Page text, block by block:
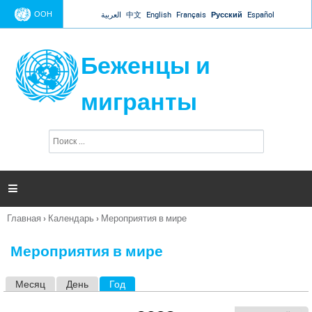
Jump to navigation
ООН العربية 中文 English Français Русский Español
Беженцы и
мигранты
п
и

Вы
Главная › Календарь › Мероприятия в мире
Мероприятия в мире
Месяц День Год